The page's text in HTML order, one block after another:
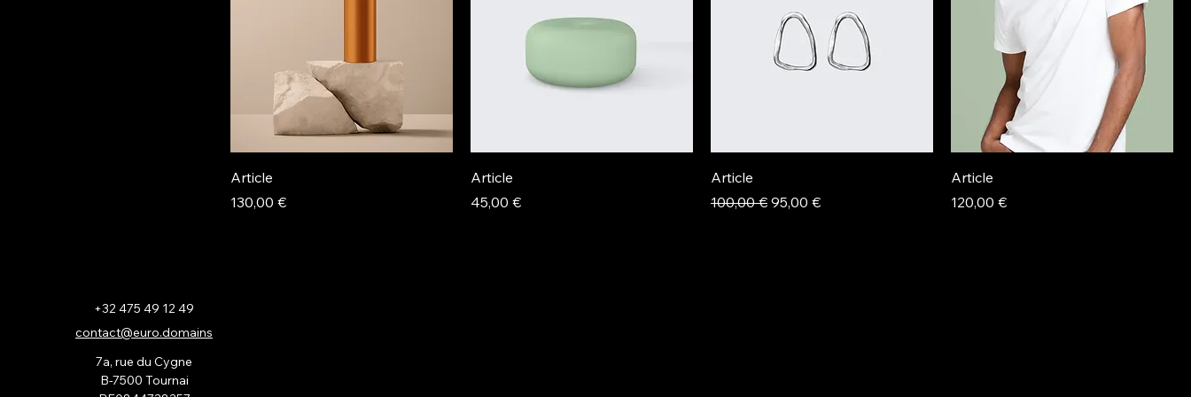
Article
Prix
130,00 €
Article
Prix
45,00 €
Article
Prix original
100,00 € Prix promotionnel
95,00 €
Article
Prix
120,00 €
+32 475 49 12 49
contact@euro.domains
7a, rue du Cygne
B-7500 Tournai